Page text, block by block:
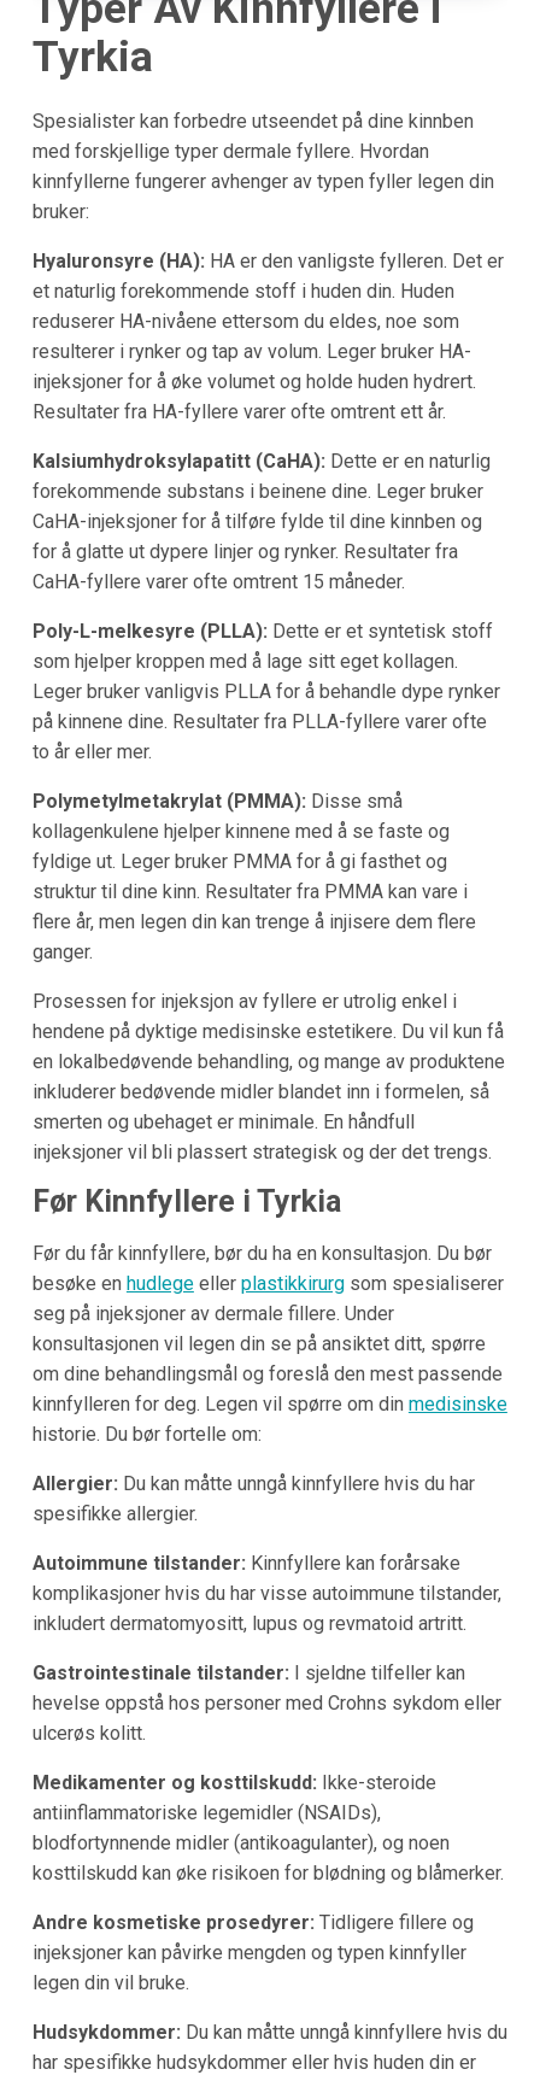
Tyrkia
Spesialister kan forbedre utseendet på dine kinnben
med forskjellige typer dermale fyllere. Hvordan
kinnfyllerne fungerer avhenger av typen fyller legen din
bruker:
Hyaluronsyre (HA): HA er den vanligste fylleren. Det er
et naturlig forekommende stoff i huden din. Huden
reduserer HA-nivåene ettersom du eldes, noe som
resulterer i rynker og tap av volum. Leger bruker HA-
injeksjoner for å øke volumet og holde huden hydrert.
Resultater fra HA-fyllere varer ofte omtrent ett år.
Kalsiumhydroksylapatitt (CaHA): Dette er en naturlig
forekommende substans i beinene dine. Leger bruker
CaHA-injeksjoner for å tilføre fylde til dine kinnben og
for å glatte ut dypere linjer og rynker. Resultater fra
CaHA-fyllere varer ofte omtrent 15 måneder.
Poly-L-melkesyre (PLLA): Dette er et syntetisk stoff
som hjelper kroppen med å lage sitt eget kollagen.
Leger bruker vanligvis PLLA for å behandle dype rynker
på kinnene dine. Resultater fra PLLA-fyllere varer ofte
to år eller mer.
Polymetylmetakrylat (PMMA): Disse små
kollagenkulene hjelper kinnene med å se faste og
fyldige ut. Leger bruker PMMA for å gi fasthet og
struktur til dine kinn. Resultater fra PMMA kan vare i
flere år, men legen din kan trenge å injisere dem flere
ganger.
Prosessen for injeksjon av fyllere er utrolig enkel i
hendene på dyktige medisinske estetikere. Du vil kun få
en lokalbedøvende behandling, og mange av produktene
inkluderer bedøvende midler blandet inn i formelen, så
smerten og ubehaget er minimale. En håndfull
injeksjoner vil bli plassert strategisk og der det trengs.
Før Kinnfyllere i Tyrkia
Før du får kinnfyllere, bør du ha en konsultasjon. Du bør
besøke en hudlegeeller plastikkirurgsom spesialiserer
seg på injeksjoner av dermale fillere. Under
konsultasjonen vil legen din se på ansiktet ditt, spørre
om dine behandlingsmål og foreslå den mest passende
kinnfylleren for deg. Legen vil spørre om din medisinske
historie. Du bør fortelle om:
Allergier: Du kan måtte unngå kinnfyllere hvis du har
spesifikke allergier.
Autoimmune tilstander: Kinnfyllere kan forårsake
komplikasjoner hvis du har visse autoimmune tilstander,
inkludert dermatomyositt, lupus og revmatoid artritt.
Gastrointestinale tilstander: I sjeldne tilfeller kan
hevelse oppstå hos personer med Crohns sykdom eller
ulcerøs kolitt.
Medikamenter og kosttilskudd: Ikke-steroide
antiinflammatoriske legemidler (NSAIDs),
blodfortynnende midler (antikoagulanter), og noen
kosttilskudd kan øke risikoen for blødning og blåmerker.
Andre kosmetiske prosedyrer: Tidligere fillere og
injeksjoner kan påvirke mengden og typen kinnfyller
legen din vil bruke.
Hudsykdommer: Du kan måtte unngå kinnfyllere hvis du
har spesifikke hudsykdommer eller hvis huden din er